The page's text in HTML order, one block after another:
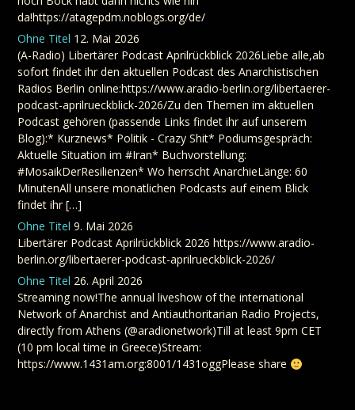
da!https://atagepdm.noblogs.org/de/
Ohne Titel 12. Mai 2026
(A-Radio) Libertärer Podcast Aprilrückblick 2026Liebe alle,ab
sofort findet ihr den aktuellen Podcast des Anarchistischen
Radios Berlin online:https://www.aradio-berlin.org/libertaerer-
podcast-aprilrueckblick-2026/Zu den Themen im aktuellen
Podcast gehören (passende Links findet ihr auf unserem
Blog):* Kurznews* Politik - Crazy Shit* Podiumsgespräch:
Aktuelle Situation im #Iran* Buchvorstellung:
#MosaikDerResilienzen* Wo herrscht AnarchieLänge: 60
MinutenAll unsere monatlichen Podcasts auf einem Blick
findet ihr […]
Ohne Titel 9. Mai 2026
Libertärer Podcast Aprilrückblick 2026 https://www.aradio-
berlin.org/libertaerer-podcast-aprilrueckblick-2026/
Ohne Titel 26. April 2026
Streaming now!The annual liveshow of the international
Network of Anarchist and Antiauthoritarian Radio Projects,
directly from Athens (@aradionetwork)Till at least 9pm CET
(10 pm local time in Greece)Stream:
https://www.1431am.org:8001/1431oggPlease share